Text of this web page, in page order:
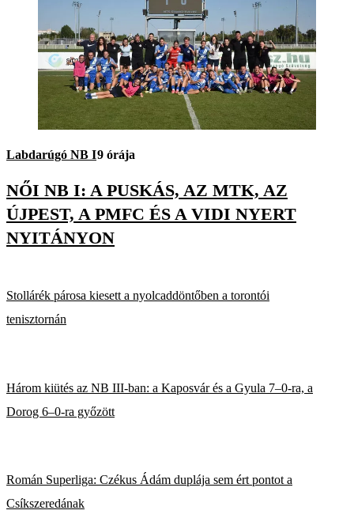
Labdarúgó NB I9 órája
NŐI NB I: A PUSKÁS, AZ MTK, AZ
ÚJPEST, A PMFC ÉS A VIDI NYERT
NYITÁNYON
Stollárék párosa kiesett a nyolcaddöntőben a torontói
tenisztornán
Három kiütés az NB III-ban: a Kaposvár és a Gyula 7–0-ra, a
Dorog 6–0-ra győzött
Román Superliga: Czékus Ádám duplája sem ért pontot a
Csíkszeredának